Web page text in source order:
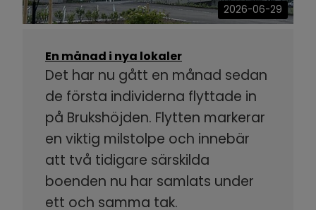
2026-06-29
En månad i nya lokaler
Det har nu gått en månad sedan
de första individerna flyttade in
på Brukshöjden. Flytten markerar
en viktig milstolpe och innebär
att två tidigare särskilda
boenden nu har samlats under
ett och samma tak.